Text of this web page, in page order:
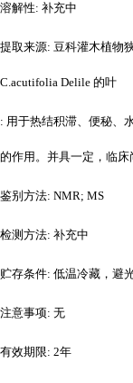
溶解性: 补充中
提取来源: 豆科灌木植物
C.acutifolia Delile 的叶
: 用于热结积滞、便秘、
的作用。并具一定，临床
鉴别方法: NMR; MS
检测方法: 补充中
贮存条件: 低温冷藏，避
注意事项: 无
有效期限: 2年